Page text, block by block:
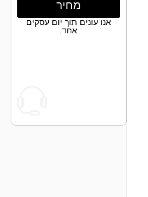
מחיר
אנו עונים תוך יום עסקים
אחד.